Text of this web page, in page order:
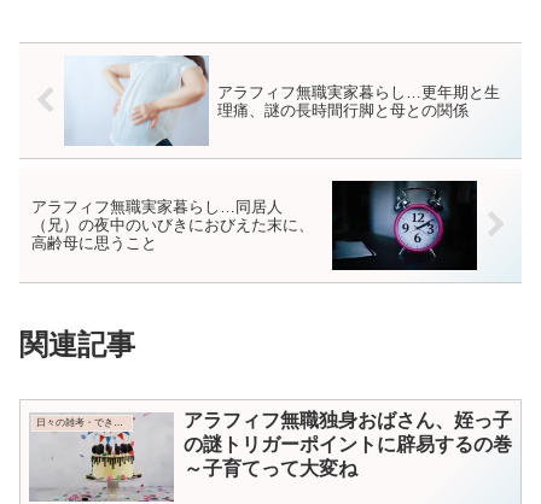
アラフィフ無職実家暮らし…更年期と生
理痛、謎の長時間行脚と母との関係
アラフィフ無職実家暮らし…同居人
（兄）の夜中のいびきにおびえた末に、
高齢母に思うこと
関連記事
アラフィフ無職独身おばさん、姪っ子
の謎トリガーポイントに辟易するの巻
～子育てって大変ね